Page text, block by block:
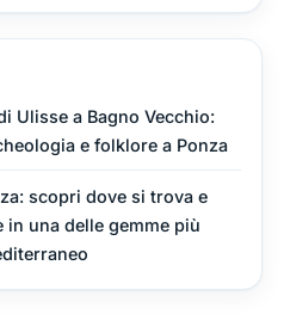
Ulisse a Bagno Vecchio:
e folklore a Ponza
scopri dove si trova e
in una delle gemme più